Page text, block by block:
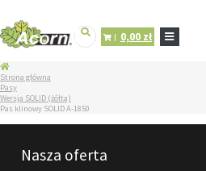
0,00 zł
STRONA
GŁÓWNA
SERWIS
MASZYN
Strona główna
Pasy
Wersja SOLID (żółta)
Pas klinowy SOLID A-1850
Nasza oferta